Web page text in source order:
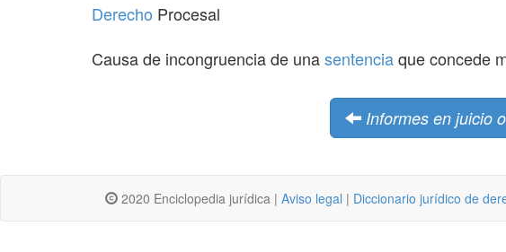
Derecho Procesal
Causa de incongruencia de unasentenciaque concede
Informes en juicio
2020 Enciclopedia jurídica | Aviso legal | Diccionario jurídico de